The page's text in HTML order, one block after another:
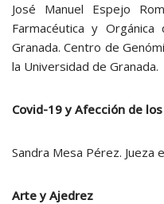
José Manuel Espejo
Farmacéutica y
Granada. Centro de
la Universidad de Granada.
Covid-19 y Afección de
Sandra Mesa Pérez. Jueza
Arte y Ajedrez